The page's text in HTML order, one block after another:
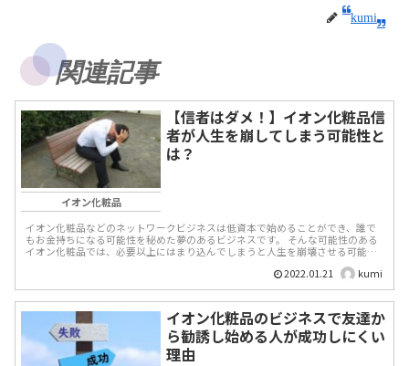
kumi
関連記事
イオン化粧品
【信者はダメ！】イオン化粧品信
者が人生を崩してしまう可能性と
は？
イオン化粧品などのネットワークビジネスは低資本で始めることができ、誰で
もお金持ちになる可能性を秘めた夢のあるビジネスです。 そんな可能性のある
イオン化粧品では、必要以上にはまり込んでしまうと人生を崩壊させる可能性
2022.01.21 kumi
イオン化粧品のビジネスで友達か
ら勧誘し始める人が成功しにくい
理由